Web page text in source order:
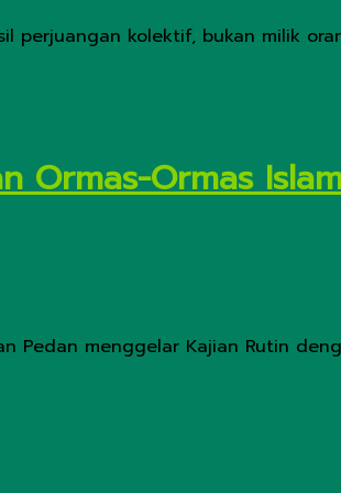
perjuangan kolektif, bukan milik
Ormas-Ormas
Pedan menggelar Kajian Rutin